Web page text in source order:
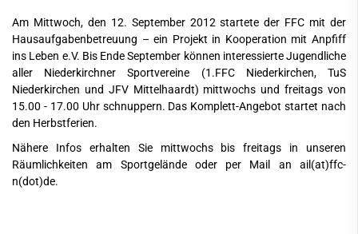
Am Mittwoch, den 12. September 2012 startete der FFC mit der
Hausaufgabenbetreuung – ein Projekt in Kooperation mit Anpfiff
ins Leben e.V. Bis Ende September können interessierte Jugendliche
aller Niederkirchner Sportvereine (1.FFC Niederkirchen, TuS
Niederkirchen und JFV Mittelhaardt) mittwochs und freitags von
15.00 - 17.00 Uhr schnuppern. Das Komplett-Angebot startet nach
den Herbstferien.
Nähere Infos erhalten Sie mittwochs bis freitags in unseren
Räumlichkeiten am Sportgelände oder per Mail an ail(at)ffc-
n(dot)de.